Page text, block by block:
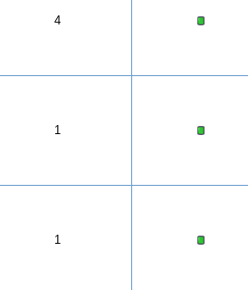
4
1
1